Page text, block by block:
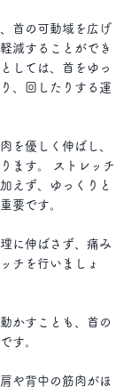
首の可動域を広げ
減することができ
しては、首をゆっ
、回したりする運
を優しく伸ばし、
ます。 ストレッチ
えず、ゆっくりと
要です。
に伸ばさず、痛み
チを行いましょ
かすことも、首の
す。
や背中の筋肉がほ